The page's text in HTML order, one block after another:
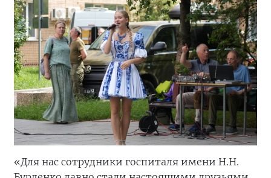
«Для нас сотрудники госпиталя имени Н.Н.